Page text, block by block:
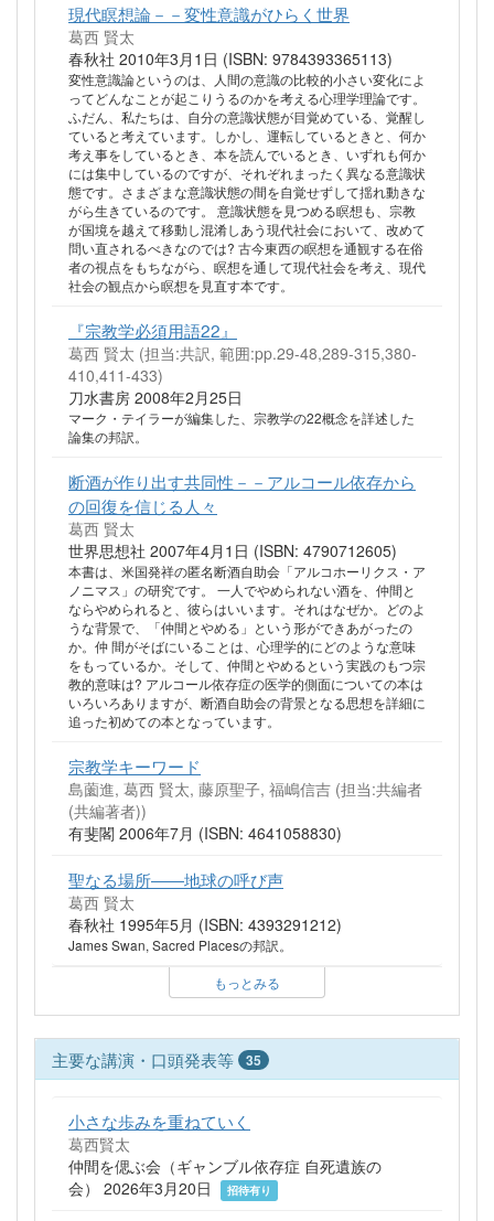
現代瞑想論－－変性意識がひらく世界
葛西 賢太
春秋社 2010年3月1日 (ISBN: 9784393365113)
変性意識論というのは、人間の意識の比較的小さい変化によ
ってどんなことが起こりうるのかを考える心理学理論です。
ふだん、私たちは、自分の意識状態が目覚めている、覚醒し
ていると考えています。しかし、運転しているときと、何か
考え事をしているとき、本を読んでいるとき、いずれも何か
には集中しているのですが、それぞれまったく異なる意識状
態です。さまざまな意識状態の間を自覚せずして揺れ動きな
がら生きているのです。 意識状態を見つめる瞑想も、宗教
が国境を越えて移動し混淆しあう現代社会において、改めて
問い直されるべきなのでは? 古今東西の瞑想を通観する在俗
者の視点をもちながら、瞑想を通して現代社会を考え、現代
社会の観点から瞑想を見直す本です。
『宗教学必須用語22』
葛西 賢太 (担当:共訳, 範囲:pp.29-48,289-315,380-
410,411-433)
刀水書房 2008年2月25日
マーク・テイラーが編集した、宗教学の22概念を詳述した
論集の邦訳。
断酒が作り出す共同性－－アルコール依存から
の回復を信じる人々
葛西 賢太
世界思想社 2007年4月1日 (ISBN: 4790712605)
本書は、米国発祥の匿名断酒自助会「アルコホーリクス・ア
ノニマス」の研究です。 一人でやめられない酒を、仲間と
ならやめられると、彼らはいいます。それはなぜか。どのよ
うな背景で、「仲間とやめる」という形ができあがったの
か。仲 間がそばにいることは、心理学的にどのような意味
をもっているか。そして、仲間とやめるという実践のもつ宗
教的意味は? アルコール依存症の医学的側面についての本は
いろいろありますが、断酒自助会の背景となる思想を詳細に
追った初めての本となっています。
宗教学キーワード
島薗進, 葛西 賢太, 藤原聖子, 福嶋信吉 (担当:共編者
(共編著者))
有斐閣 2006年7月 (ISBN: 4641058830)
聖なる場所――地球の呼び声
葛西 賢太
春秋社 1995年5月 (ISBN: 4393291212)
James Swan, Sacred Placesの邦訳。
もっとみる
主要な講演・口頭発表等 35
小さな歩みを重ねていく
葛西賢太
仲間を偲ぶ会（ギャンブル依存症 自死遺族の
会） 2026年3月20日
招待有り